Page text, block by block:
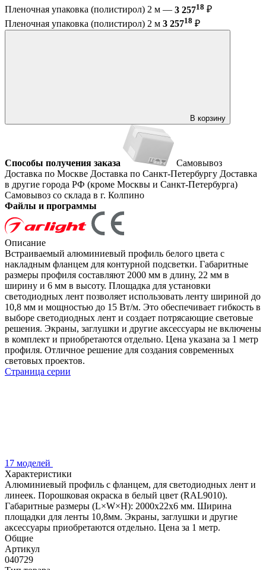
Пленочная упаковка (полистирол) 2 м — 3 25718 ₽
Пленочная упаковка (полистирол) 2 м 3 25718 ₽
В корзину
Способы получения заказа
Самовывоз
Доставка по Москве Доставка по Санкт-Петербургу Доставка
в другие города РФ (кроме Москвы и Санкт-Петербурга)
Самовывоз со склада в г. Колпино
Файлы и программы
Описание
Встраиваемый алюминиевый профиль белого цвета с
накладным фланцем для контурной подсветки. Габаритные
размеры профиля составляют 2000 мм в длину, 22 мм в
ширину и 6 мм в высоту. Площадка для установки
светодиодных лент позволяет использовать ленту шириной до
10,8 мм и мощностью до 15 Вт/м. Это обеспечивает гибкость в
выборе светодиодных лент и создает потрясающие световые
решения. Экраны, заглушки и другие аксессуары не включены
в комплект и приобретаются отдельно. Цена указана за 1 метр
профиля. Отличное решение для создания современных
световых проектов.
Страница серии
17 моделей
Характеристики
Алюминиевый профиль с фланцем, для светодиодных лент и
линеек. Порошковая окраска в белый цвет (RAL9010).
Габаритные размеры (L×W×H): 2000x22x6 мм. Ширина
площадки для ленты 10,8мм. Экраны, заглушки и другие
аксессуары приобретаются отдельно. Цена за 1 метр.
Общие
Артикул
040729